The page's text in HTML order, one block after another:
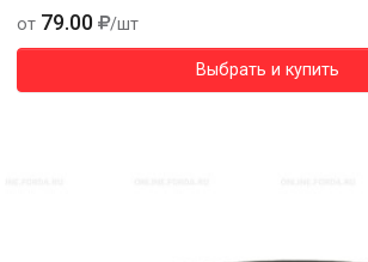
от 79.00 /шт
Выбрать и купить